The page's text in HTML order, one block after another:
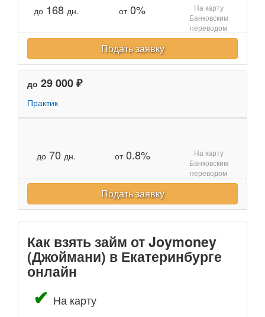
до 168 дн. от0%
На карту
Банковским
переводом
Подать заявку
до 29 000 ₽
Практик
до 70 дн. от0.8%
На карту
Банковским
переводом
Подать заявку
Как взять займ от Joymoney
(Джоймани) в Екатеринбурге
онлайн
На карту